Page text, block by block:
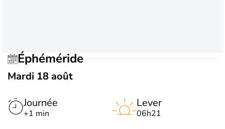
Éphéméride
Mardi 18 août
Journée
+1 min
Lever
06h21